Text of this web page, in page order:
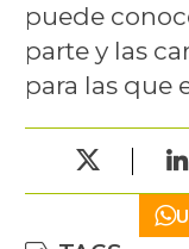
puede
parte y las
para las que